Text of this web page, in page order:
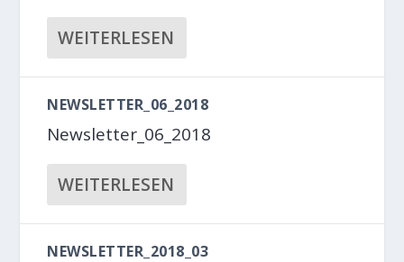
WEITERLESEN
NEWSLETTER_06_2018
Newsletter_06_2018
WEITERLESEN
NEWSLETTER_2018_03